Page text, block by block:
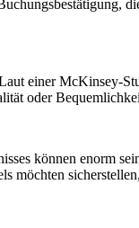
einer McKinsey-
oder
können enorm
möchten